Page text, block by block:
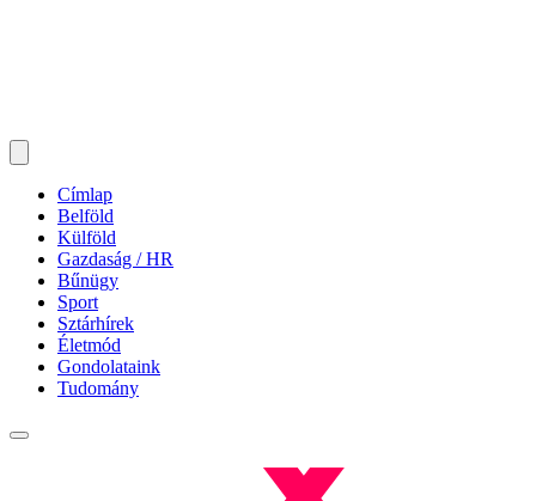
Címlap
Belföld
Külföld
Gazdaság / HR
Bűnügy
Sport
Sztárhírek
Életmód
Gondolataink
Tudomány